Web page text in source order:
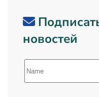
новостей